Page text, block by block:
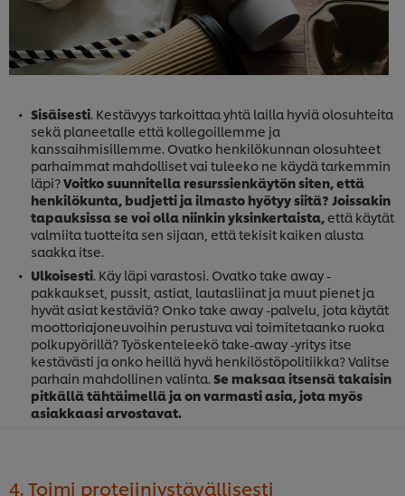
Sisäisesti . Kestävyys tarkoittaa yhtä lailla hyviä olosuhteita
sekä planeetalle että kollegoillemme ja
kanssaihmisillemme. Ovatko henkilökunnan olosuhteet
parhaimmat mahdolliset vai tuleeko ne käydä tarkemmin
läpi?Voitko suunnitella resurssienkäytön siten, että
henkilökunta, budjetti ja ilmasto hyötyy siitä? Joissakin
tapauksissa se voi olla niinkin yksinkertaista, että käytät
valmiita tuotteita sen sijaan, että tekisit kaiken alusta
saakka itse.
Ulkoisesti . Käy läpi varastosi. Ovatko take away -
pakkaukset, pussit, astiat, lautasliinat ja muut pienet ja
hyvät asiat kestäviä? Onko take away -palvelu, jota käytät
moottoriajoneuvoihin perustuva vai toimitetaanko ruoka
polkupyörillä? Työskenteleekö take-away -yritys itse
kestävästi ja onko heillä hyvä henkilöstöpolitiikka? Valitse
parhain mahdollinen valinta. Se maksaa itsensä takaisin
pitkällä tähtäimellä ja on varmasti asia, jota myös
asiakkaasi arvostavat.
4. Toimi proteiiniystävällisesti